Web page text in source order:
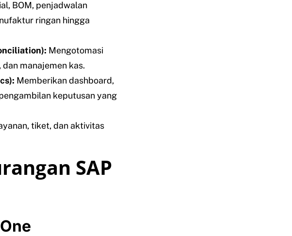
BOM, penjadwalan
ringan hingga
Mengotomasi
manajemen kas.
Memberikan dashboard,
keputusan yang
tiket, dan aktivitas
SAP